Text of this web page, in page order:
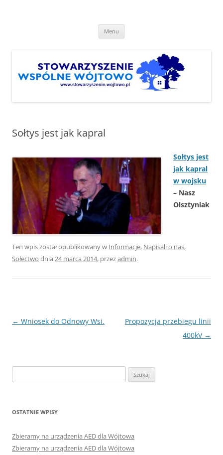
Wójtowo"
Menu
Sołtys jest jak kapral
Sołtys jest
jak kapral
w wojsku
– Nasz
Olsztyniak
Ten wpis został opublikowany w Informacje, Napisali o nas,
Sołectwo dnia 24 marca 2014, przezadmin.
Nawigacja
← Wniosek do Odnowy Wsi.
Propozycja przebiegu linii
400kV →
OSTATNIE WPISY
Zbieramy na urządzenia AED dla Wójtowa
Zbieramy na urządzenia AED dla Wójtowa